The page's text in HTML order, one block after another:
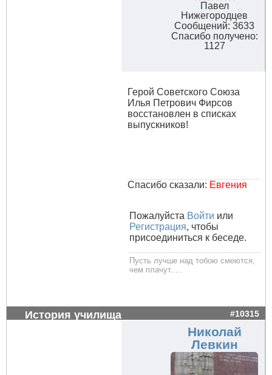
Павел
Нижегородцев
Сообщений: 3633
Спасибо получено:
1127
Герой Советского Союза
Илья Петрович Фирсов
восстановлен в списках
выпускников!
Спасибо сказали: Евгения
Пожалуйста Войти или
Регистрация, чтобы
присоединиться к беседе.
Пусть лучше над тобою смеются,
чем плачут.....
История училища #10315
Николай
Левкин